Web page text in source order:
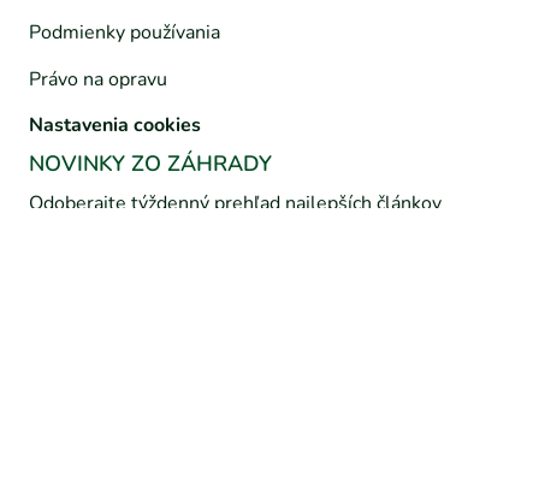
Podmienky používania
Právo na opravu
Nastavenia cookies
NOVINKY ZO ZÁHRADY
Odoberajte týždenný prehľad najlepších článkov